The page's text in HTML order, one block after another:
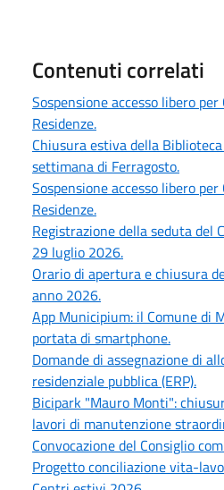
Contenuti correlati
Sospensione accesso libero
Residenze.
Chiusura estiva della
settimana di Ferragosto.
Sospensione accesso libero
Residenze.
Registrazione della seduta del
29 luglio 2026.
Orario di apertura e chiusura
anno 2026.
App Municipium: il Comune di
portata di smartphone.
Domande di assegnazione di
residenziale pubblica (ERP).
Bicipark "Mauro Monti":
lavori di manutenzione
Convocazione del Consiglio
Progetto conciliazione vita-